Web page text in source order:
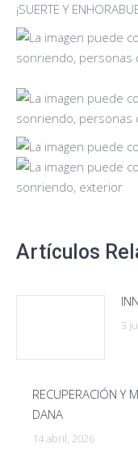
¡SUERTE Y
Artículos
3
RECUPERACIÓN Y
DANA
14 abril, 2026